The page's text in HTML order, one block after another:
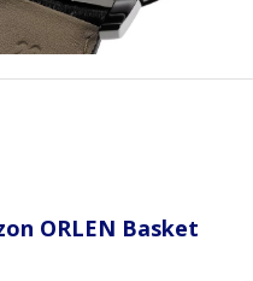
ORLEN Basket